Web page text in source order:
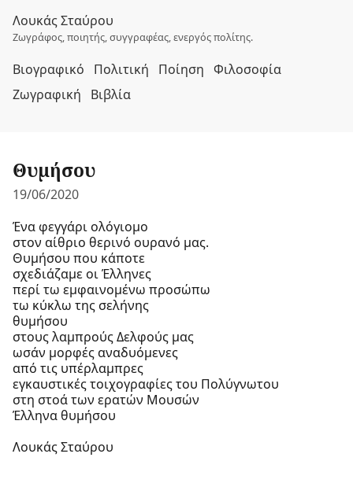
Λουκάς Σταύρου
Ζωγράφος, ποιητής, συγγραφέας, ενεργός πολίτης.
Βιογραφικό Πολιτική Ποίηση Φιλοσοφία
Ζωγραφική
Βιβλία
Θυμήσου
19/06/2020
Ένα φεγγάρι ολόγιομο
στον αίθριο θερινό ουρανό μας.
Θυμήσου που κάποτε
σχεδιάζαμε οι Έλληνες
περί τω εμφαινομένω προσώπω
τω κύκλω της σελήνης
θυμήσου
στους λαμπρούς Δελφούς μας
ωσάν μορφές αναδυόμενες
από τις υπέρλαμπρες
εγκαυστικές τοιχογραφίες του Πολύγνωτου
στη στοά των ερατών Μουσών
Έλληνα θυμήσου
Λουκάς Σταύρου